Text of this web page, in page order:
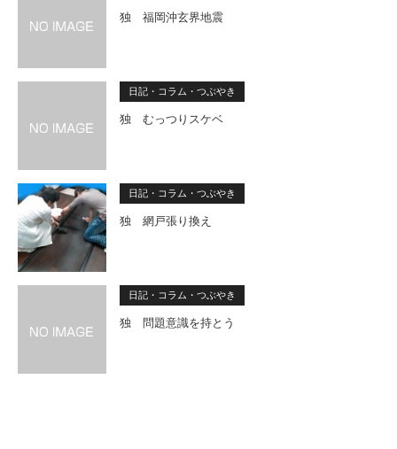
独 福岡沖玄界地震
日記・コラム・つぶやき
独 むっつりスケベ
日記・コラム・つぶやき
独 網戸張り換え
日記・コラム・つぶやき
独 問題意識を持とう